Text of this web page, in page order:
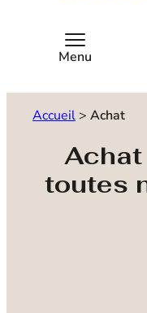
Menu
Accueil > Achat
toutes